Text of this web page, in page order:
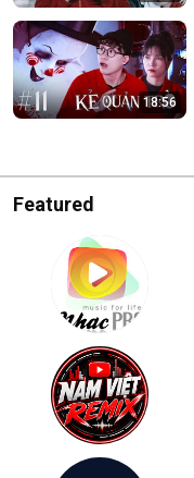
18:56
Featured